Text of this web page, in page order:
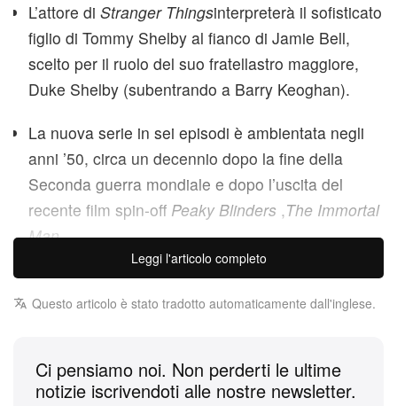
L’attore di Stranger Thingsinterpreterà il sofisticato
figlio di Tommy Shelby al fianco di Jamie Bell,
scelto per il ruolo del suo fratellastro maggiore,
Duke Shelby (subentrando a Barry Keoghan).
La nuova serie in sei episodi è ambientata negli
anni ’50, circa un decennio dopo la fine della
Seconda guerra mondiale e dopo l’uscita del
recente film spin-off Peaky Blinders ,The Immortal
Man
L’universo diPeaky Blinderssta ufficialmente
passando il testimone a una nuova generazione.
lungometraggioThe Immortal Man , il franchise si
Leggi l'articolo completo
Questo articolo è stato tradotto automaticamente dall'inglese.
Ci pensiamo noi. Non perderti le ultime
notizie iscrivendoti alle nostre newsletter.